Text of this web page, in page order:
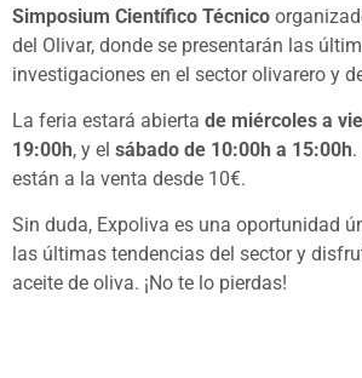
Simposium Científico Técnico
del Olivar, donde se presentarán las
investigaciones en el sector olivarero y
La feria estará abierta de miércoles a
19:00h, y el sábado de 10:00h a 15:00h
están a la venta desde 10€.
Sin duda, Expoliva es una oportunidad
las últimas tendencias del sector y
aceite de oliva. ¡No te lo pierdas!